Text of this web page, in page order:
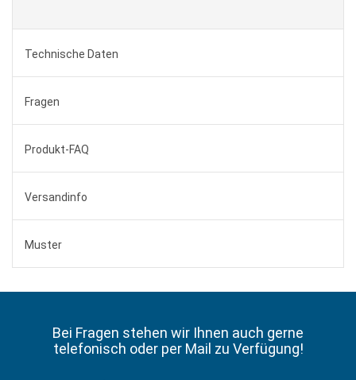
Technische Daten
Fragen
Produkt-FAQ
Versandinfo
Muster
Bei Fragen stehen wir Ihnen auch gerne
telefonisch oder per Mail zu Verfügung!